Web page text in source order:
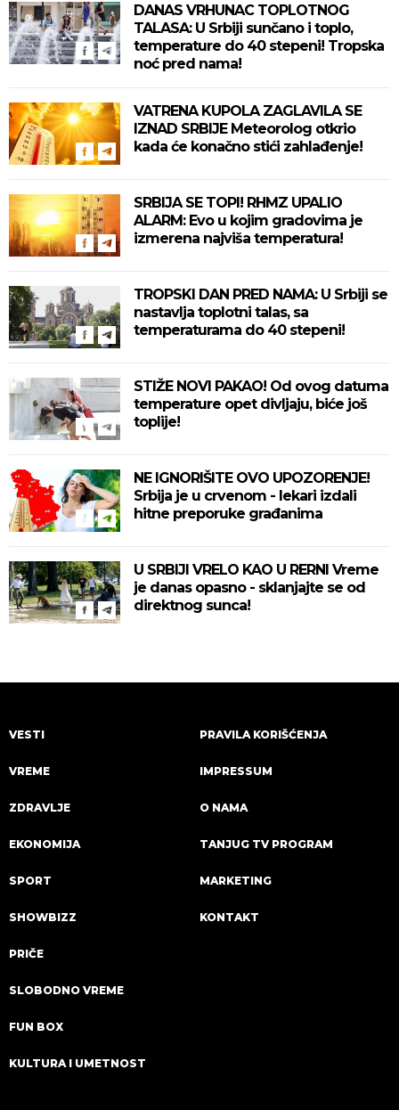
DANAS VRHUNAC TOPLOTNOG
TALASA: U Srbiji sunčano i toplo,
temperature do 40 stepeni! Tropska
noć pred nama!
VATRENA KUPOLA ZAGLAVILA SE
IZNAD SRBIJE Meteorolog otkrio
kada će konačno stići zahlađenje!
SRBIJA SE TOPI! RHMZ UPALIO
ALARM: Evo u kojim gradovima je
izmerena najviša temperatura!
TROPSKI DAN PRED NAMA: U Srbiji se
nastavlja toplotni talas, sa
temperaturama do 40 stepeni!
STIŽE NOVI PAKAO! Od ovog datuma
temperature opet divljaju, biće još
toplije!
NE IGNORIŠITE OVO UPOZORENJE!
Srbija je u crvenom - lekari izdali
hitne preporuke građanima
U SRBIJI VRELO KAO U RERNI Vreme
je danas opasno - sklanjajte se od
direktnog sunca!
VESTI
VREME
ZDRAVLJE
EKONOMIJA
SPORT
SHOWBIZZ
PRIČE
SLOBODNO VREME
FUN BOX
KULTURA I UMETNOST
PRAVILA KORIŠĆENJA
IMPRESSUM
O NAMA
TANJUG TV PROGRAM
MARKETING
KONTAKT